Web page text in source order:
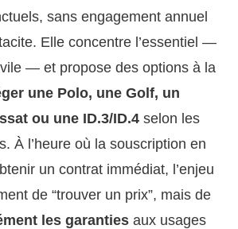
sans engagement annuel
Elle concentre l’essentiel —
— et propose des options à la
une Polo, une Golf, un
ou une ID.3/ID.4 selon les
À l’heure où la souscription en
un contrat immédiat, l’enjeu
de “trouver un prix”, mais de
les garanties aux usages